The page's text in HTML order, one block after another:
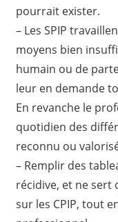
pourrait exister.
– Les SPIP
moyens bien
humain ou de
leur en demande
En revanche le
quotidien des
reconnu ou
– Remplir des
récidive, et ne sert
sur les CPIP, tout